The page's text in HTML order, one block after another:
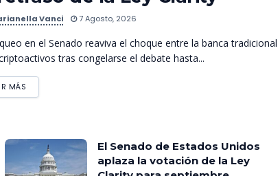
Vanci 7 Agosto, 2026
en el Senado reaviva el choque entre la banca tradicional
tras congelarse el debate hasta...
MÁS
El Senado de Estados Unidos
aplaza la votación de la Ley